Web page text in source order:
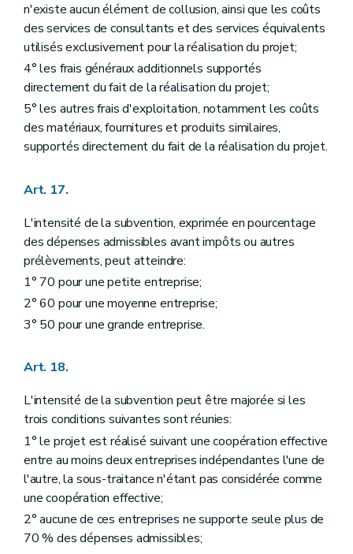
n'existe aucun élément de collusion, ainsi que les coûts
des services de consultants et des services équivalents
utilisés exclusivement pour la réalisation du projet;
4° les frais généraux additionnels supportés
directement du fait de la réalisation du projet;
5° les autres frais d'exploitation, notamment les coûts
des matériaux, fournitures et produits similaires,
supportés directement du fait de la réalisation du projet.
Art. 17.
L'intensité de la subvention, exprimée en pourcentage
des dépenses admissibles avant impôts ou autres
prélèvements, peut atteindre:
1° 70 pour une petite entreprise;
2° 60 pour une moyenne entreprise;
3° 50 pour une grande entreprise.
Art. 18.
L'intensité de la subvention peut être majorée si les
trois conditions suivantes sont réunies:
1° le projet est réalisé suivant une coopération effective
entre au moins deux entreprises indépendantes l'une de
l'autre, la sous-traitance n'étant pas considérée comme
une coopération effective;
2° aucune de ces entreprises ne supporte seule plus de
70 % des dépenses admissibles;